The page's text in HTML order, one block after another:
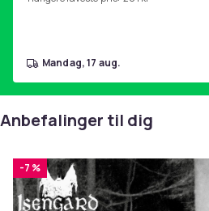
mandag, 17 aug.
Anbefalinger til dig
-7 %